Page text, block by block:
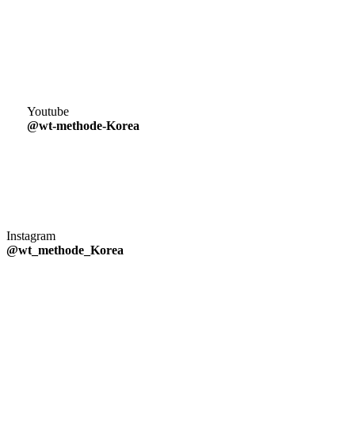
Youtube
@wt-methode-Korea
Instagram
@wt_methode_Korea